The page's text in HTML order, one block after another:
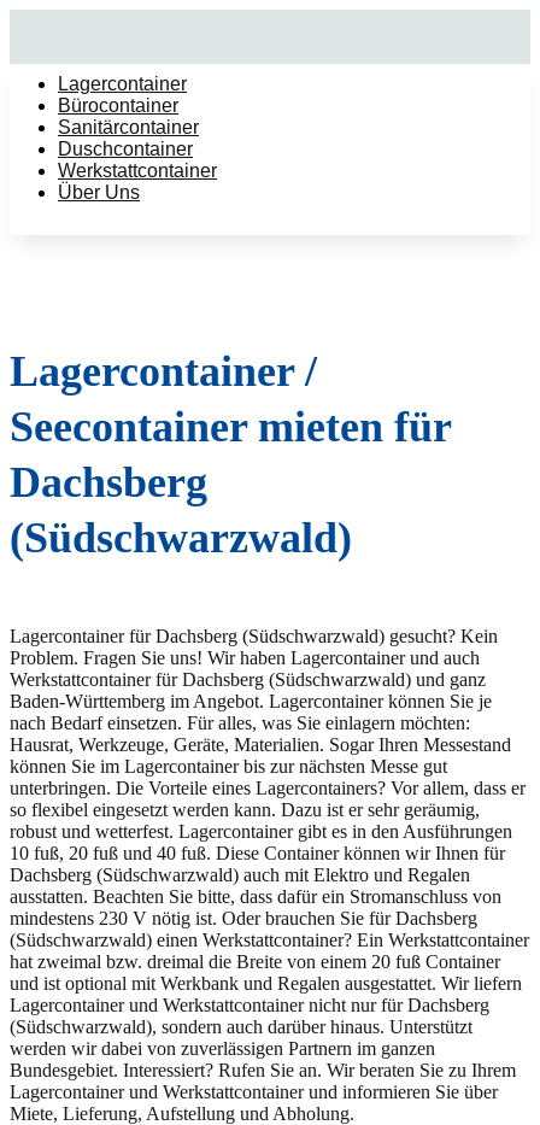
Lagercontainer
Bürocontainer
Sanitärcontainer
Duschcontainer
Werkstattcontainer
Über Uns
Lagercontainer /
Seecontainer mieten für
Dachsberg
(Südschwarzwald)
Lagercontainer für Dachsberg (Südschwarzwald) gesucht? Kein
Problem. Fragen Sie uns! Wir haben Lagercontainer und auch
Werkstattcontainer für Dachsberg (Südschwarzwald) und ganz
Baden-Württemberg im Angebot. Lagercontainer können Sie je
nach Bedarf einsetzen. Für alles, was Sie einlagern möchten:
Hausrat, Werkzeuge, Geräte, Materialien. Sogar Ihren Messestand
können Sie im Lagercontainer bis zur nächsten Messe gut
unterbringen. Die Vorteile eines Lagercontainers? Vor allem, dass er
so flexibel eingesetzt werden kann. Dazu ist er sehr geräumig,
robust und wetterfest. Lagercontainer gibt es in den Ausführungen
10 fuß, 20 fuß und 40 fuß. Diese Container können wir Ihnen für
Dachsberg (Südschwarzwald) auch mit Elektro und Regalen
ausstatten. Beachten Sie bitte, dass dafür ein Stromanschluss von
mindestens 230 V nötig ist. Oder brauchen Sie für Dachsberg
(Südschwarzwald) einen Werkstattcontainer? Ein Werkstattcontainer
hat zweimal bzw. dreimal die Breite von einem 20 fuß Container
und ist optional mit Werkbank und Regalen ausgestattet. Wir liefern
Lagercontainer und Werkstattcontainer nicht nur für Dachsberg
(Südschwarzwald), sondern auch darüber hinaus. Unterstützt
werden wir dabei von zuverlässigen Partnern im ganzen
Bundesgebiet. Interessiert? Rufen Sie an. Wir beraten Sie zu Ihrem
Lagercontainer und Werkstattcontainer und informieren Sie über
Miete, Lieferung, Aufstellung und Abholung.